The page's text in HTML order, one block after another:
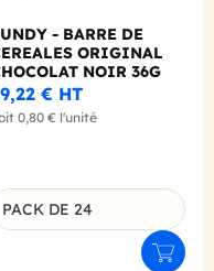
- BARRE DE
ORIGINAL
NOIR 36G
€ HT
0,80 € l'unité
Déclinaison du produit
PACK DE 24